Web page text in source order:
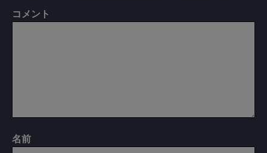
コメント
名前